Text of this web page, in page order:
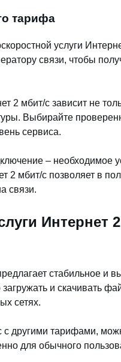
тарифа
услуги
связи, чтобы
2 мбит/с зависит не
Выбирайте
сервиса.
– необходимое
2 мбит/с позволяет в
связи.
Интернет
стабильное и
и скачивать
сетях.
другими тарифами,
для обычного